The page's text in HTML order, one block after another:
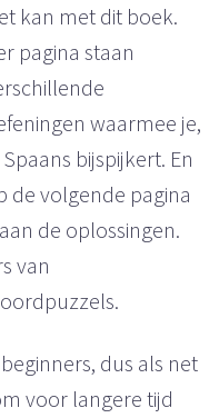
kan met dit boek.
pagina staan
waarmee je,
bijspijkert. En
de volgende pagina
de oplossingen.
van
dus als net
voor langere tijd